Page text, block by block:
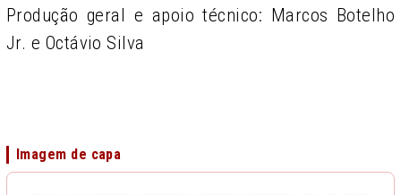
Produção geral e apoio técnico: Marcos Botelho
Jr. e Octávio Silva
Imagem de capa